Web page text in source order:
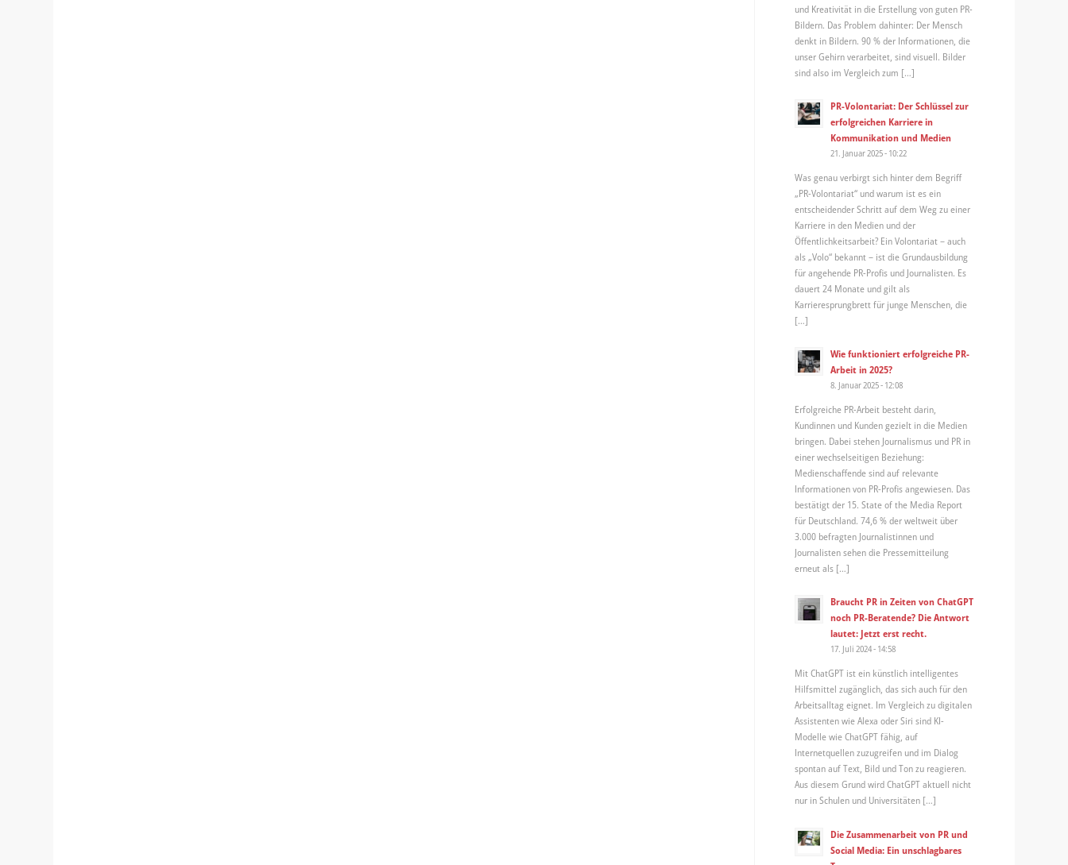
und Kreativität in die Erstellung von guten PR-
Bildern. Das Problem dahinter: Der Mensch
denkt in Bildern. 90 % der Informationen, die
unser Gehirn verarbeitet, sind visuell. Bilder
sind also im Vergleich zum […]
PR-Volontariat: Der Schlüssel zur
erfolgreichen Karriere in
Kommunikation und Medien
21. Januar 2025 - 10:22
Was genau verbirgt sich hinter dem Begriff
„PR-Volontariat“ und warum ist es ein
entscheidender Schritt auf dem Weg zu einer
Karriere in den Medien und der
Öffentlichkeitsarbeit? Ein Volontariat – auch
als „Volo“ bekannt – ist die Grundausbildung
für angehende PR-Profis und Journalisten. Es
dauert 24 Monate und gilt als
Karrieresprungbrett für junge Menschen, die
[…]
Wie funktioniert erfolgreiche PR-
Arbeit in 2025?
8. Januar 2025 - 12:08
Erfolgreiche PR-Arbeit besteht darin,
Kundinnen und Kunden gezielt in die Medien
bringen. Dabei stehen Journalismus und PR in
einer wechselseitigen Beziehung:
Medienschaffende sind auf relevante
Informationen von PR-Profis angewiesen. Das
bestätigt der 15. State of the Media Report
für Deutschland. 74,6 % der weltweit über
3.000 befragten Journalistinnen und
Journalisten sehen die Pressemitteilung
erneut als […]
Braucht PR in Zeiten von ChatGPT
noch PR-Beratende? Die Antwort
lautet: Jetzt erst recht.
17. Juli 2024 - 14:58
Mit ChatGPT ist ein künstlich intelligentes
Hilfsmittel zugänglich, das sich auch für den
Arbeitsalltag eignet. Im Vergleich zu digitalen
Assistenten wie Alexa oder Siri sind KI-
Modelle wie ChatGPT fähig, auf
Internetquellen zuzugreifen und im Dialog
spontan auf Text, Bild und Ton zu reagieren.
Aus diesem Grund wird ChatGPT aktuell nicht
nur in Schulen und Universitäten […]
Die Zusammenarbeit von PR und
Social Media: Ein unschlagbares